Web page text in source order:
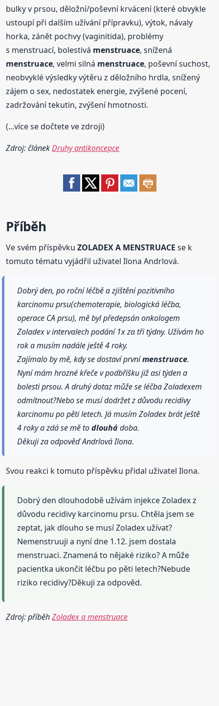
bulky v prsou, děložní/poševní krvácení (které obvykle
ustoupí při dalším užívání přípravku), výtok, návaly
horka, zánět pochvy (vaginitida), problémy
s menstruací, bolestivá menstruace, snížená
menstruace, velmi silná menstruace, poševní suchost,
neobvyklé výsledky výtěru z děložního hrdla, snížený
zájem o sex, nedostatek energie, zvýšené pocení,
zadržování tekutin, zvýšení hmotnosti.
(...více se dočtete ve zdroji)
Zdroj: článekDruhy antikoncepce
Příběh
Ve svém příspěvkuZOLADEX A MENSTRUACE se k
tomuto tématu vyjádřil uživatel Ilona Andrlová.
Dobrý den, po roční léčbě a zjištění pozitivního
karcinomu prsu(chemoterapie, biologická léčba,
operace CA prsu), mě byl předepsán onkologem
Zoladex v intervalech podání 1x za tři týdny. Užívám ho
rok a musím nadále ještě 4 roky.
Zajímalo by mě, kdy se dostaví prvnímenstruace.
Nyní mám hrozné křeče v podbřišku již asi týden a
bolesti prsou. A druhý dotaz může se léčba Zoladexem
odmítnout?Nebo se musí dodržet z důvodu recidivy
karcinomu po pěti letech. Já musím Zoladex brát ještě
4 roky a zdá se mě todlouhádoba.
Děkuji za odpověď Andrlová Ilona.
Svou reakci k tomuto příspěvku přidal uživatel Ilona.
Dobrý den dlouhodobě užívám injekce Zoladex z
důvodu recidivy karcinomu prsu. Chtěla jsem se
zeptat, jak dlouho se musí Zoladex užívat?
Nemenstruuji a nyní dne 1.12. jsem dostala
menstruaci. Znamená to nějaké riziko? A může
pacientka ukončit léčbu po pěti letech?Nebude
riziko recidivy?Děkuji za odpověd.
Zdroj: příběhZoladex a menstruace